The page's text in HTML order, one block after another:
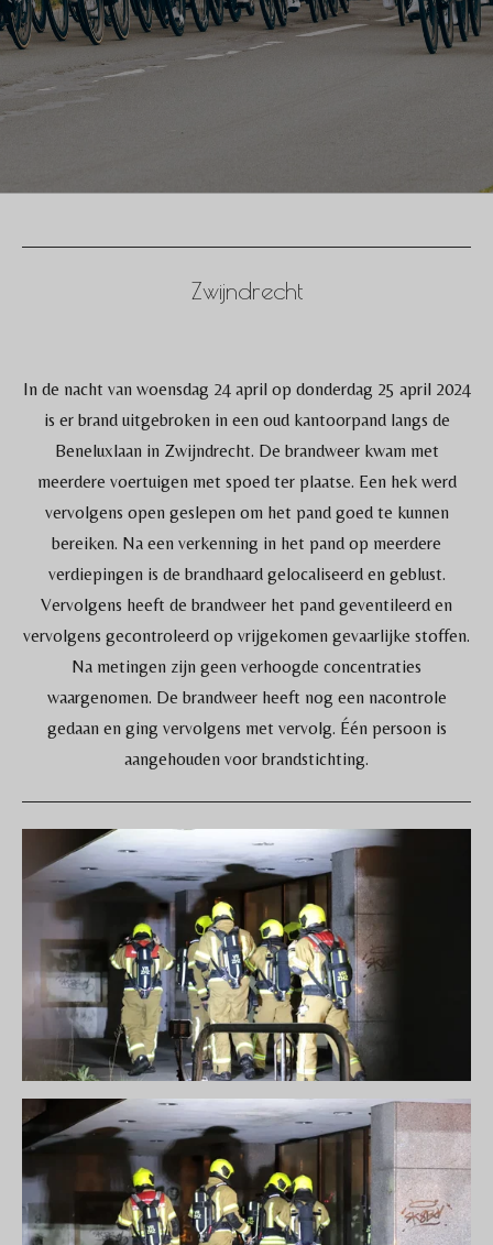
Zwijndrecht
In de nacht van woensdag 24 april op donderdag 25 april 2024
is er brand uitgebroken in een oud kantoorpand langs de
Beneluxlaan in Zwijndrecht. De brandweer kwam met
meerdere voertuigen met spoed ter plaatse. Een hek werd
vervolgens open geslepen om het pand goed te kunnen
bereiken. Na een verkenning in het pand op meerdere
verdiepingen is de brandhaard gelocaliseerd en geblust.
Vervolgens heeft de brandweer het pand geventileerd en
vervolgens gecontroleerd op vrijgekomen gevaarlijke stoffen.
Na metingen zijn geen verhoogde concentraties
waargenomen. De brandweer heeft nog een nacontrole
gedaan en ging vervolgens met vervolg. Één persoon is
aangehouden voor brandstichting.